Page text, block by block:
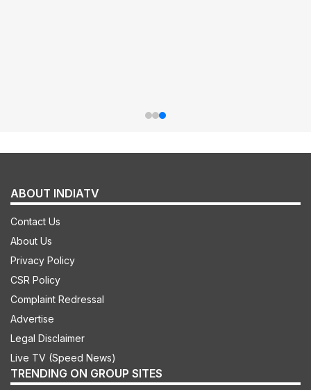
ABOUT INDIATV
Contact Us
About Us
Privacy Policy
CSR Policy
Complaint Redressal
Advertise
Legal Disclaimer
Live TV (Speed News)
TRENDING ON GROUP SITES